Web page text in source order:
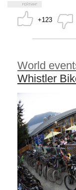
+123
World
Whistler